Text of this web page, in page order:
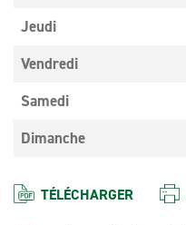
Jeudi
Vendredi
Samedi
Dimanche
TÉLÉCHARGER